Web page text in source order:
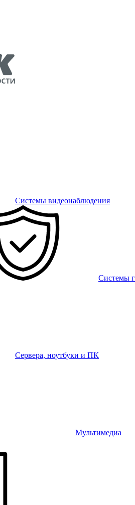
Системы видеонаблюдения
Системы
Сервера, ноутбуки и ПК
Мультимедиа